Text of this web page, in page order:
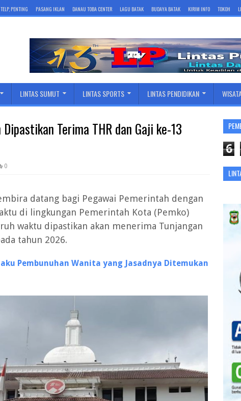
TELP, PENTING PASANG IKLAN DANAU TOBA CENTER LAGU BATAK BUDAYA BATAK KIRIM INFO TOKOH
LINTAS SUMUT LINTAS SPORTS LINTAS PENDIDIKAN
Terima THR dan Gaji ke-13
0
datang bagi Pegawai Pemerintah dengan
di lingkungan Pemerintah Kota (Pemko)
waktu dipastikan akan menerima Tunjangan
tahun 2026.
Pembunuhan Wanita yang Jasadnya Ditemukan
6